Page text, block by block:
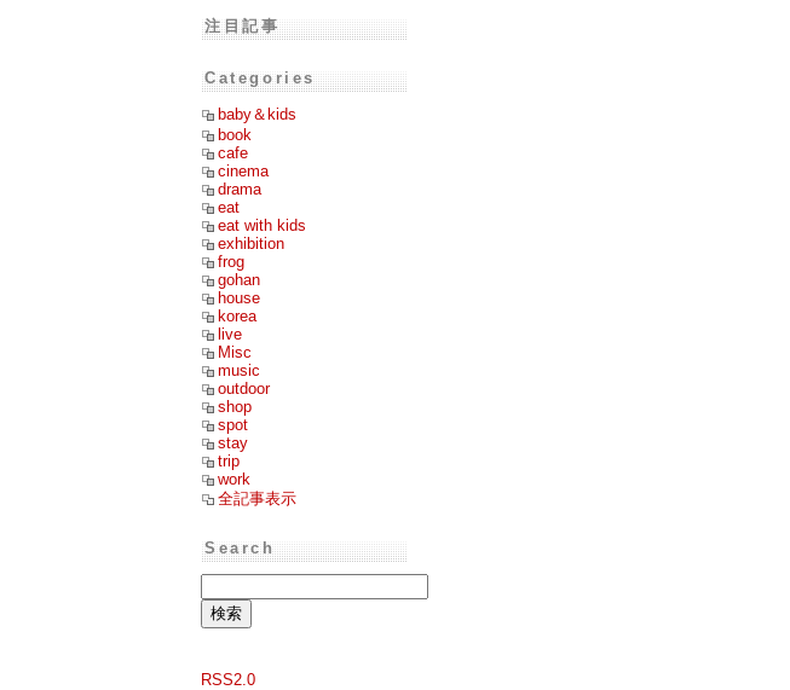
注目記事
Categories
baby＆kids
book
cafe
cinema
drama
eat
eat with kids
exhibition
frog
gohan
house
korea
live
Misc
music
outdoor
shop
spot
stay
trip
work
全記事表示
Search
RSS2.0